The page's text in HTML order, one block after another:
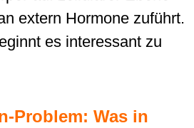
extern Hormone zuführt.
es interessant zu
Problem: Was in